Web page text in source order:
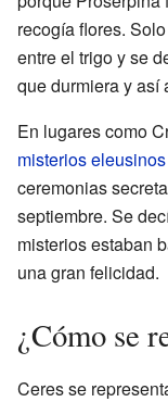
recogía flores.
entre el trigo y se
que durmiera y así
En lugares como
misterios eleusinos
ceremonias
septiembre. Se
misterios estaban
una gran felicidad.
¿Cómo se
Ceres se